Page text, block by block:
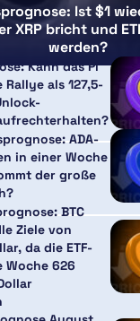
Ist $1
XRP bricht und
werden?
Kann das Pi
als 127,5-
ADA-
in einer Woche
der große
BTC
Ziele von
da die ETF-
Woche 626